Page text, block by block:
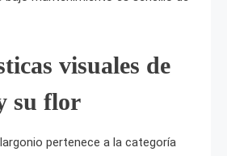
visuales de
su flor
pertenece a la categoría